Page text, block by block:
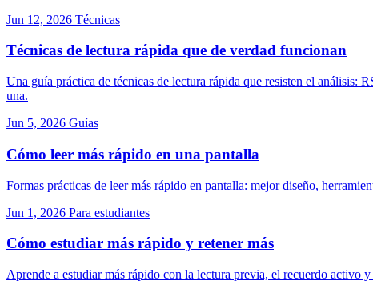
Jun 12, 2026 Técnicas
Técnicas de lectura rápida que de verdad funcionan
Una guía práctica de técnicas de lectura rápida que resisten el análisis:
una.
Jun 5, 2026 Guías
Cómo leer más rápido en una pantalla
Formas prácticas de leer más rápido en pantalla: mejor diseño,
Jun 1, 2026 Para estudiantes
Cómo estudiar más rápido y retener más
Aprende a estudiar más rápido con la lectura previa, el recuerdo activo